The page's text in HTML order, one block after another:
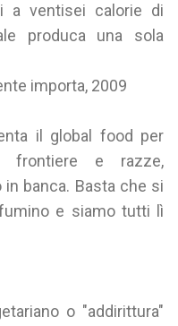
a ventisei calorie di
produca una sola
importa, 2009
il global food per
frontiere e razze,
banca. Basta che si
e siamo tutti lì
o "addirittura"